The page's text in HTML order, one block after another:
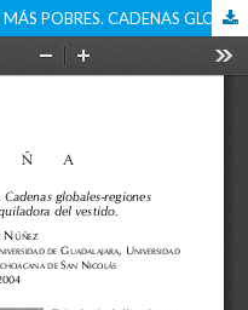
RESEÑA ALLA...DONDE VIVEN LOS MÁS POBRES. CADENAS GLOBALES-REGIONES PRODUCTORAS. LA INDUSTRIA MAQUILADORA DEL VESTIDO